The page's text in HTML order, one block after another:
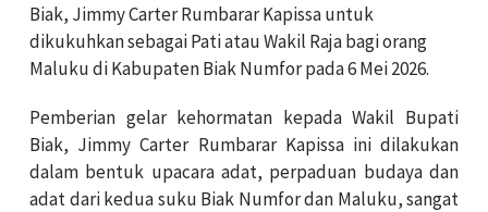
Biak, Jimmy Carter Rumbarar Kapissa untuk
dikukuhkan sebagai Pati atau Wakil Raja bagi orang
Maluku di Kabupaten Biak Numfor pada 6 Mei 2026.
Pemberian gelar kehormatan kepada Wakil Bupati
Biak, Jimmy Carter Rumbarar Kapissa ini dilakukan
dalam bentuk upacara adat, perpaduan budaya dan
adat dari kedua suku Biak Numfor dan Maluku, sangat